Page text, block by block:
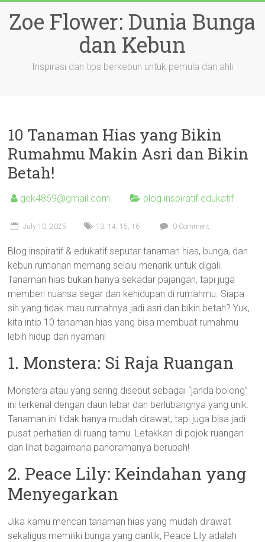
content
Zoe Flower: Dunia Bunga
dan Kebun
Inspirasi dan tips berkebun untuk pemula dan ahli
10 Tanaman Hias yang Bikin
Rumahmu Makin Asri dan Bikin
Betah!
gek4869@gmail.com blog inspiratif edukatif
July 10, 2025 13, 14, 15, 16 0 Comment
Blog inspiratif & edukatif seputar tanaman hias, bunga, dan
kebun rumahan memang selalu menarik untuk digali.
Tanaman hias bukan hanya sekadar pajangan, tapi juga
memberi nuansa segar dan kehidupan di rumahmu. Siapa
sih yang tidak mau rumahnya jadi asri dan bikin betah? Yuk,
kita intip 10 tanaman hias yang bisa membuat rumahmu
lebih hidup dan nyaman!
1. Monstera: Si Raja Ruangan
Monstera atau yang sering disebut sebagai “janda bolong”
ini terkenal dengan daun lebar dan berlubangnya yang unik.
Tanaman ini tidak hanya mudah dirawat, tapi juga bisa jadi
pusat perhatian di ruang tamu. Letakkan di pojok ruangan
dan lihat bagaimana panoramanya berubah!
2. Peace Lily: Keindahan yang
Menyegarkan
Jika kamu mencari tanaman hias yang mudah dirawat
sekaligus memiliki bunga yang cantik, Peace Lily adalah